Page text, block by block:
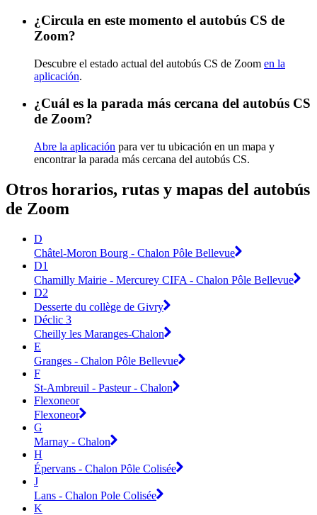
¿Circula en este momento el autobús CS de
Zoom?
Descubre el estado actual del autobús CS de Zoom en la
aplicación.
¿Cuál es la parada más cercana del autobús CS
de Zoom?
Abre la aplicación para ver tu ubicación en un mapa y
encontrar la parada más cercana del autobús CS.
Otros horarios, rutas y mapas del autobús
de Zoom
D
Châtel-Moron Bourg - Chalon Pôle Bellevue
D1
Chamilly Mairie - Mercurey CIFA - Chalon Pôle Bellevue
D2
Desserte du collège de Givry
Déclic 3
Cheilly les Maranges-Chalon
E
Granges - Chalon Pôle Bellevue
F
St-Ambreuil - Pasteur - Chalon
Flexoneor
Flexoneor
G
Marnay - Chalon
H
Épervans - Chalon Pôle Colisée
J
Lans - Chalon Pole Colisée
K